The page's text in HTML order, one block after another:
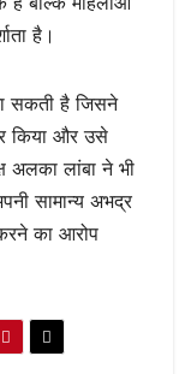
है।
सकती है जिसने
किया और उसे
अलका लांबा ने भी
सामान्य अभद्र
का आरोप